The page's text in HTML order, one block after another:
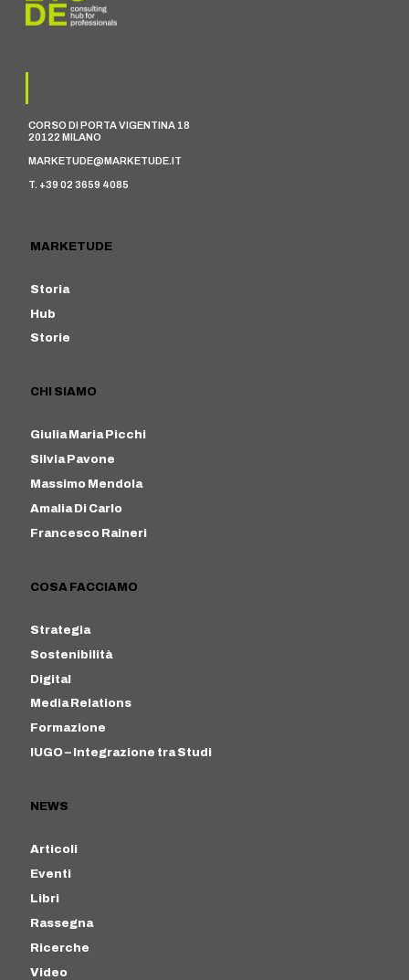
CORSO DI PORTA VIGENTINA 18
20122 MILANO
MARKETUDE@MARKETUDE.IT
T. +39 02 3659 4085
MARKETUDE
Storia
Hub
Storie
CHI SIAMO
Giulia Maria Picchi
Silvia Pavone
Massimo Mendola
Amalia Di Carlo
Francesco Raineri
COSA FACCIAMO
Strategia
Sostenibilità
Digital
Media Relations
Formazione
IUGO – Integrazione tra Studi
NEWS
Articoli
Eventi
Libri
Rassegna
Ricerche
Video